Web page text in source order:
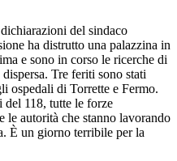
del sindaco
ha distrutto una palazzina in
e sono in corso le ricerche di
Tre feriti sono stati
ospedali di Torrette e Fermo.
118, tutte le forze
le autorità che stanno lavorando
È un giorno terribile per la